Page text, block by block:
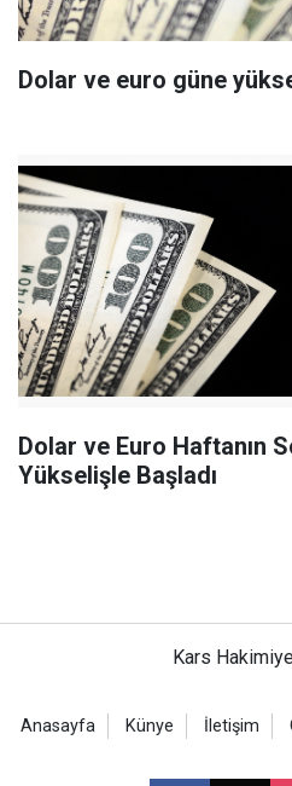
Dolar ve euro güne
Dolar ve Euro Haftanın
Yükselişle Başladı
Kars
Anasayfa Künye İletişim